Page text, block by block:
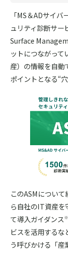
「MS＆ADサイ
ュリティ診断サ
Surface
ットにつながっ
産）の情報を自動
ポイントとなる“
このASMについ
ら自社のIT資産を
て導入ガイダンス
ビスを活用するな
う呼びかける「産